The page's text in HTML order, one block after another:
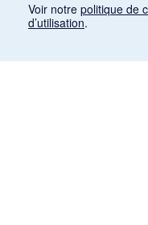
Voir notre politique de
d’utilisation.